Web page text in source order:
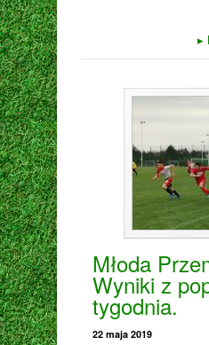
▸
Młoda
Wyniki z
tygodnia.
22 maja 2019